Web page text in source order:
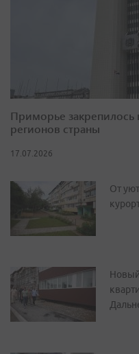
Приморье закрепилось
регионов страны
17.07.2026
От